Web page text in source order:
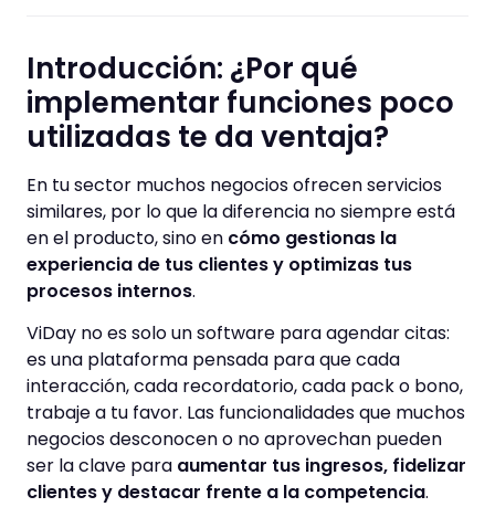
Introducción: ¿Por qué
implementar funciones poco
utilizadas te da ventaja?
En tu sector muchos negocios ofrecen servicios
similares, por lo que la diferencia no siempre está
en el producto, sino en cómo gestionas la
experiencia de tus clientes y optimizas tus
procesos internos.
ViDay no es solo un software para agendar citas:
es una plataforma pensada para que cada
interacción, cada recordatorio, cada pack o bono,
trabaje a tu favor. Las funcionalidades que muchos
negocios desconocen o no aprovechan pueden
ser la clave para aumentar tus ingresos, fidelizar
clientes y destacar frente a la competencia.